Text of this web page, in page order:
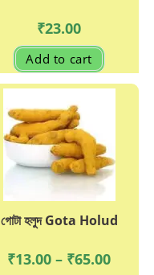
₹23.00
Add to cart
গোটা হলুদ Gota Holud
₹13.00 – ₹65.00Price
range: